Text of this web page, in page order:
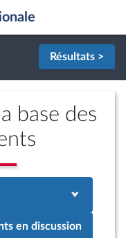
Résultats >
base des
en discussion